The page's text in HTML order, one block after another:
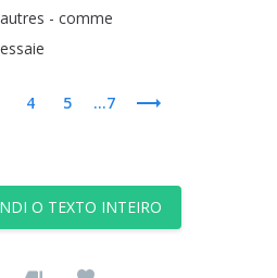
autres - comme
4 5 ...7
O TEXTO INTEIRO